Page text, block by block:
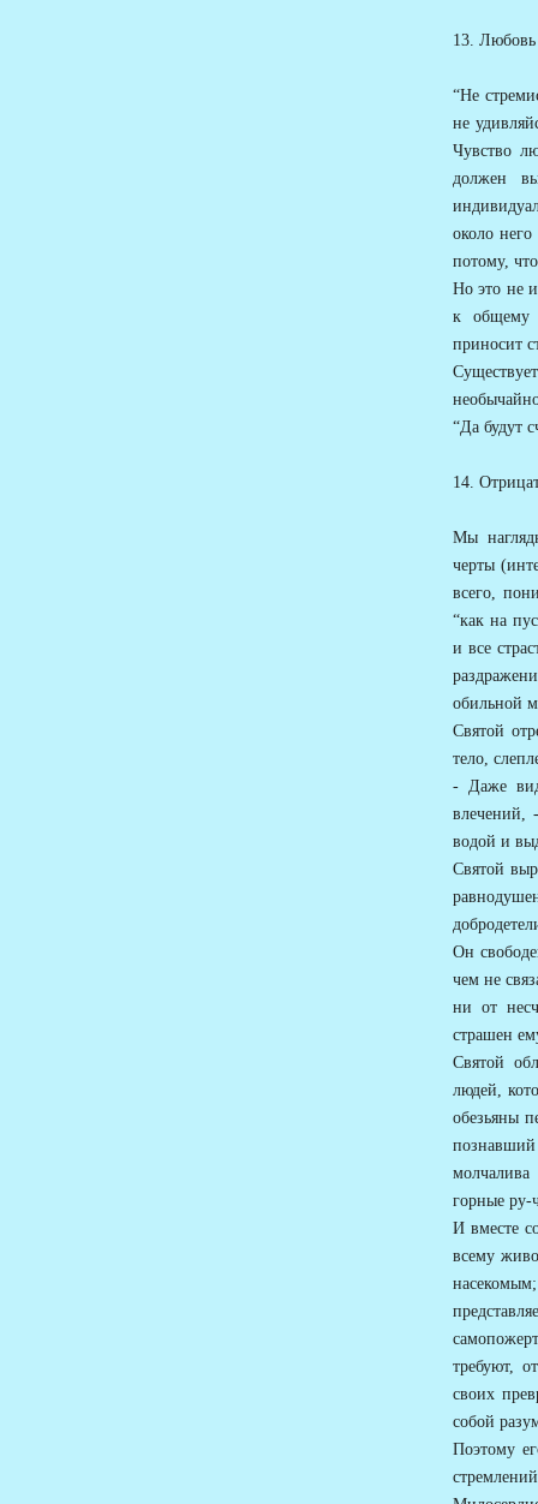
13. Любовь
“Не
не
Чувство
должен
около
потому,
Но это не
к общему
приносит
“Да будут
14.
Мы
черты
всего,
“как на
и все
обильной
Святой
тело,
- Даже
влечений,
водой и
Святой
Он
чем не
ни от
страшен
Святой
людей,
обезьяны
познавший
горные ру-
И вместе
всему
требуют,
своих
собой
Поэтому